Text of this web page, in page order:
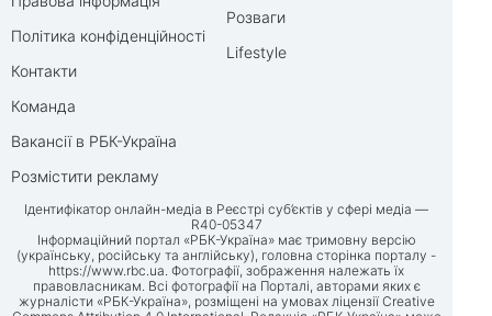
Політика конфіденційності
Контакти
Команда
Вакансії в РБК-Україна
Розмістити рекламу
Розваги
Lifestyle
Ідентифікатор онлайн-медіа в Реєстрі суб’єктів у сфері медіа —
R40-05347
Інформаційний портал «РБК-Україна» має тримовну версію
(українську, російську та англійську), головна сторінка порталу -
https://www.rbc.ua. Фотографії, зображення належать їх
правовласникам. Всі фотографії на Порталі, авторами яких є
журналісти «РБК-Україна», розміщені на умовах ліцензії Creative